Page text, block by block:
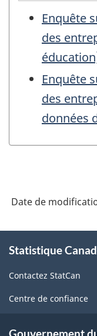
Enquête
des
Enquête
des
données
Date de
propos
ce
site
Statistique
Contactez StatCan
Centre de confiance
Gouvernement